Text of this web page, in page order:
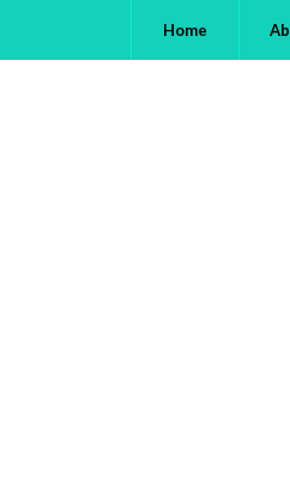
Home